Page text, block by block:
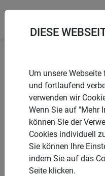
Startseite Säcke
PRODUKTE
JUTE
DIESE
Um unsere
und fortlaufend
verwenden wir
Wenn Sie auf "Mehr
können Sie der
Cookies individuell
Sie können Ihre
indem Sie auf das
Seite klicken.